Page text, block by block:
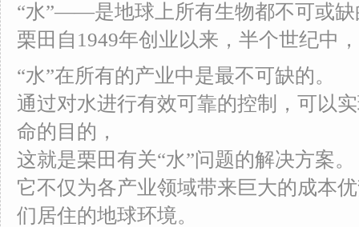
“水”——是地球上所有生物都不可或缺
栗田自1949年创业以来，半个世纪中
“水”在所有的产业中是最不可缺的。
通过对水进行有效可靠的控制，可以
命的目的，
这就是栗田有关“水”问题的解决方案。
它不仅为各产业领域带来巨大的成本
们居住的地球环境。